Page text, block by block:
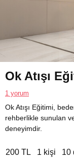
Ok Atışı
1 yorum
Ok Atışı Eğitimi,
rehberlikle sunulan
deneyimdir.
200 TL 1 kişi 10